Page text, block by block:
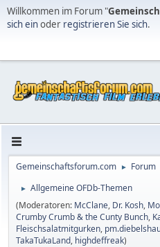
Willkommen im Forum "
sich einoder registrieren Sie sich.
Gemeinschaftsforum.com ► Forum
►
Allgemeine OFDb-Themen
(Moderatoren: McClane, Dr. Kosh,
Crumby Crumb & the Cunty Bunch,
Fleischsalatmitgurken,
TakaTukaLand, highdeffreak)